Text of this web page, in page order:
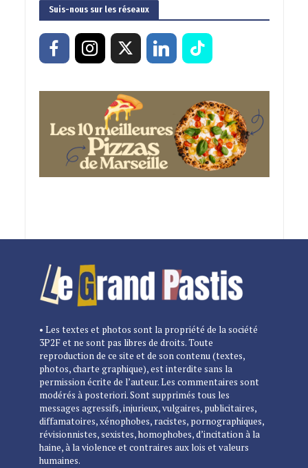
Suis-nous sur les réseaux
• Les textes et photos sont la propriété de la société
3P2F et ne sont pas libres de droits. Toute
reproduction de ce site et de son contenu (textes,
photos, charte graphique), est interdite sans la
permission écrite de l’auteur. Les commentaires sont
modérés à posteriori. Sont supprimés tous les
messages agressifs, injurieux, vulgaires, publicitaires,
diffamatoires, xénophobes, racistes, pornographiques,
révisionnistes, sexistes, homophobes, d’incitation à la
haine, à la violence et contraires aux lois et valeurs
humaines.